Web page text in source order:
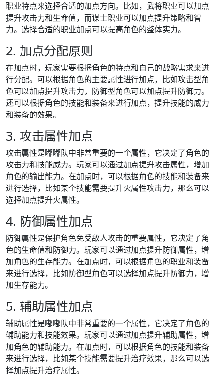
职业特点来选择合适的加点方向。比如，武将职业可以加点
提升攻击力和生命值，而谋士职业可以加点提升策略和智
力。选择合适的职业加点可以提高角色的整体实力。
2. 加点分配原则
在加点时，玩家需要根据角色的特点和自己的战略需求来进
行分配。可以根据角色的主要属性进行加点，比如攻击型角
色可以加点提升攻击力，防御型角色可以加点提升防御力。
还可以根据角色的技能和装备来进行加点，提升技能的威力
和装备的效果。
3. 攻击属性加点
攻击属性是嘟嘟队中非常重要的一个属性，它决定了角色的
攻击力和技能威力。玩家可以通过加点提升攻击属性，增加
角色的输出能力。在加点时，可以根据角色的技能和装备来
进行选择，比如某个技能需要提升火属性攻击力，那么可以
选择加点提升火属性。
4. 防御属性加点
防御属性是保护角色免受敌人攻击的重要属性，它决定了角
色的生命值和防御力。玩家可以通过加点提升防御属性，增
加角色的生存能力。在加点时，可以根据角色的职业和装备
来进行选择，比如防御型角色可以选择加点提升防御力，增
加生存能力。
5. 辅助属性加点
辅助属性是嘟嘟队中非常重要的一个属性，它决定了角色的
辅助能力和技能效果。玩家可以通过加点提升辅助属性，增
加角色的辅助能力。在加点时，可以根据角色的技能和装备
来进行选择，比如某个技能需要提升治疗效果，那么可以选
择加点提升治疗属性。